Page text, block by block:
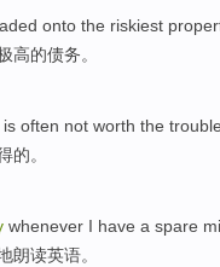
onto the riskiest
高的债务。
is often not worth the trouble
的。
whenever I have a spare
朗读英语。